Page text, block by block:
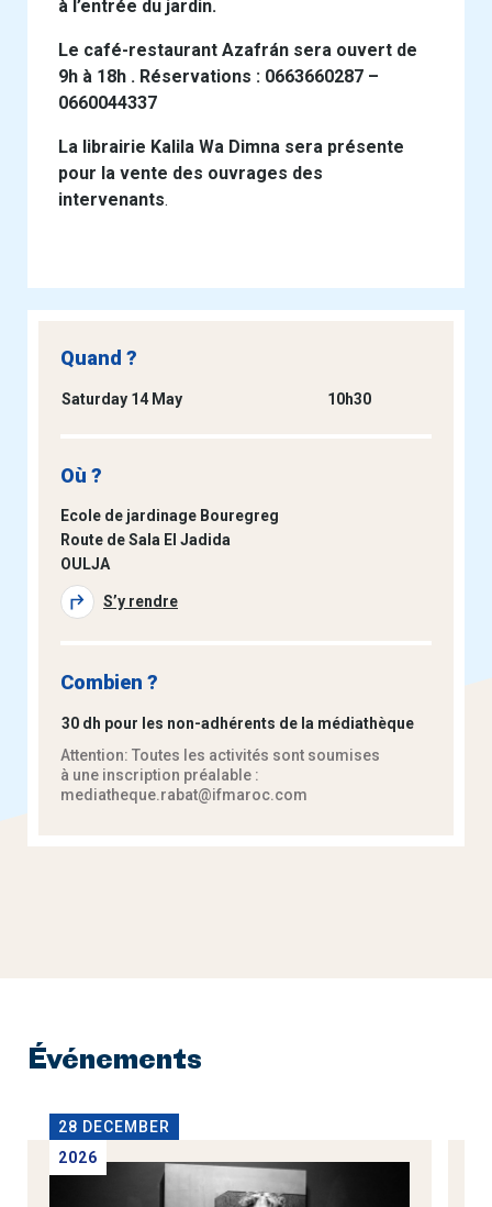
à l’entrée du jardin.
Le café-restaurant Azafrán sera ouvert de
9h à 18h . Réservations : 0663660287 –
0660044337
La librairie Kalila Wa Dimna sera présente
pour la vente des ouvrages des
intervenants.
Quand ?
Saturday 14 May 10h30
Où ?
Ecole de jardinage Bouregreg
Route de Sala El Jadida
OULJA
S’y rendre
Combien ?
30 dh pour les non-adhérents de la médiathèque
Attention: Toutes les activités sont soumises
à une inscription préalable :
mediatheque.rabat@ifmaroc.com
Événements
28 DECEMBER
2026